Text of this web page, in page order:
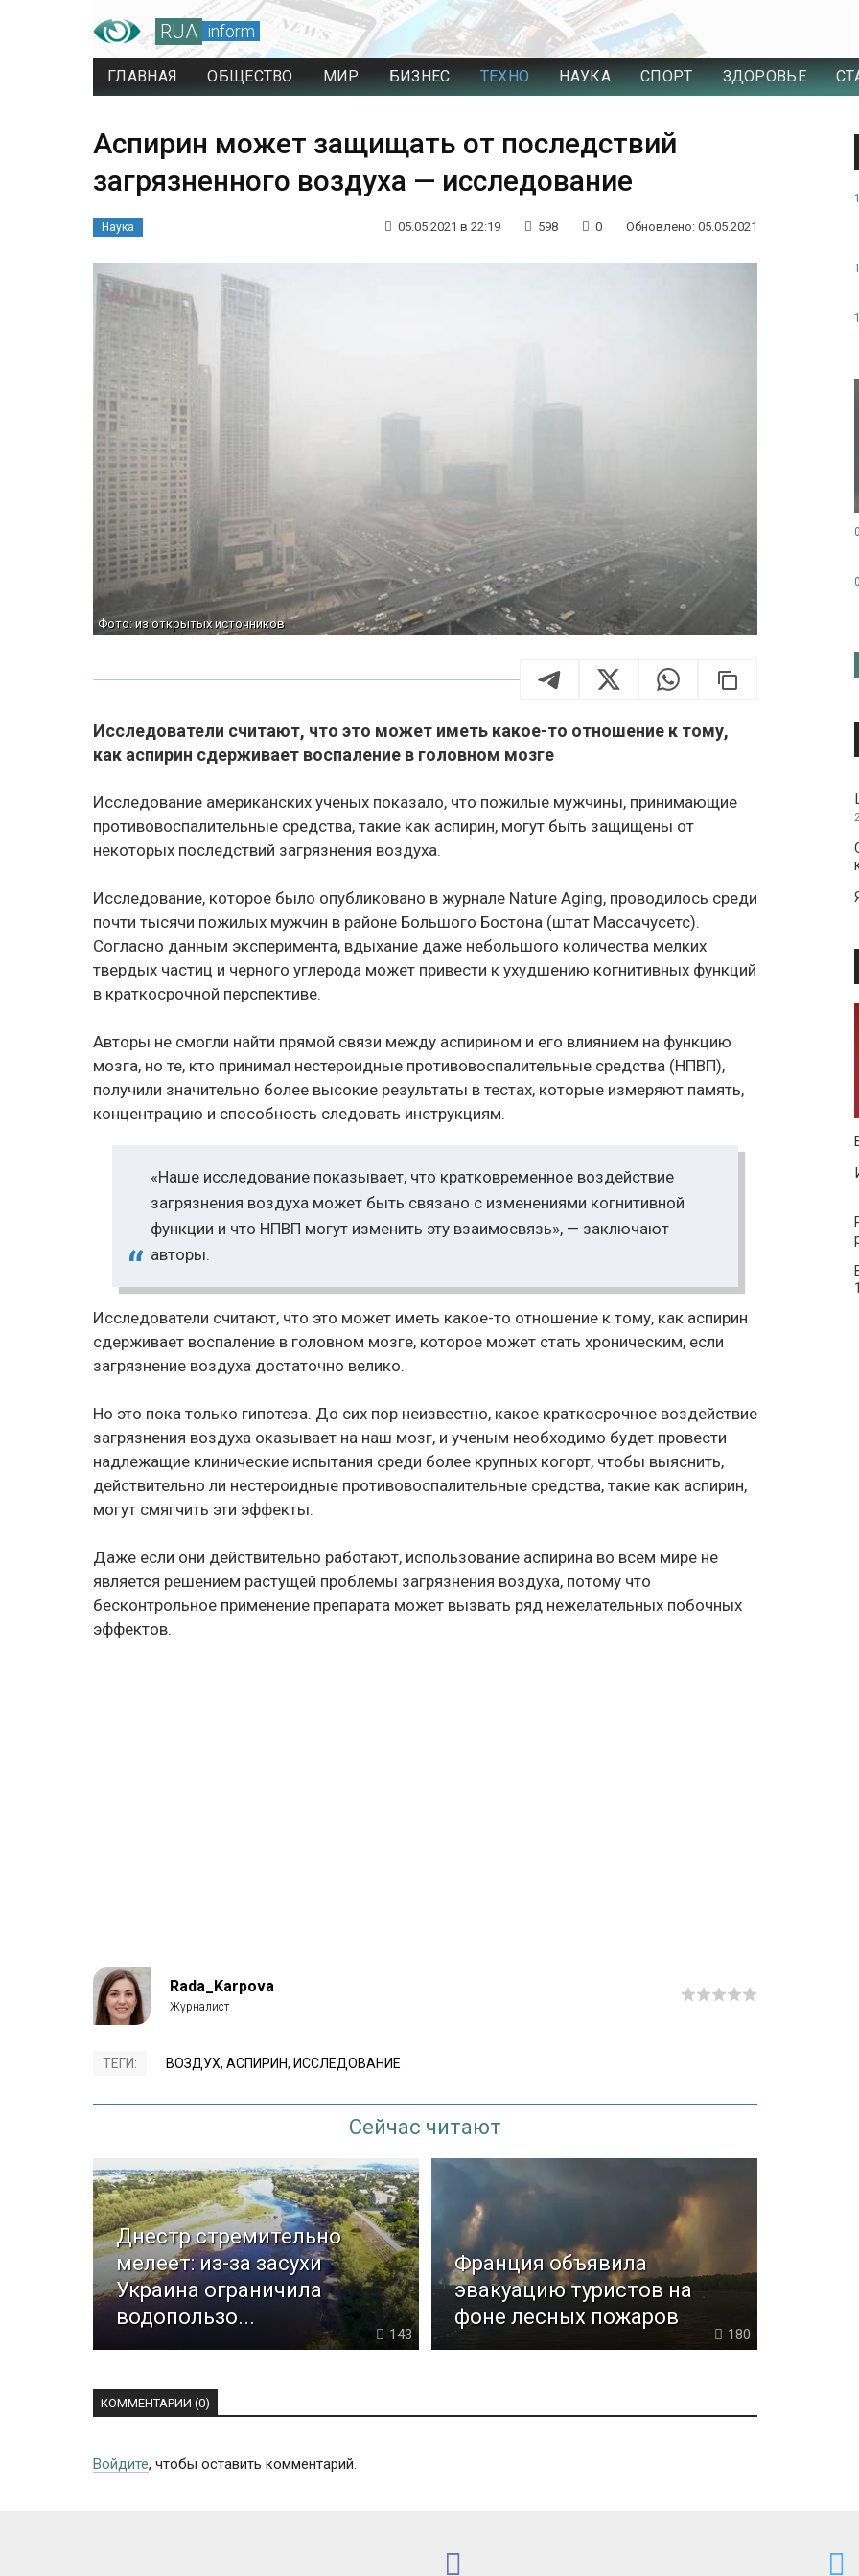
RUA inform
ГЛАВНАЯ ОБЩЕСТВО МИР БИЗНЕС ТЕХНО НАУКА СПОРТ ЗДОРОВЬЕ
Аспирин может защищать от последствий
загрязненного воздуха — исследование
Наука 05.05.2021 в 22:19 598 0 Обновлено: 05.05.2021
Фото: из открытых источников
Исследователи считают, что это может иметь какое-то отношение к тому,
как аспирин сдерживает воспаление в головном мозге
Исследование американских ученых показало, что пожилые мужчины, принимающие
противовоспалительные средства, такие как аспирин, могут быть защищены от
некоторых последствий загрязнения воздуха.
Исследование, которое было опубликовано в журнале Nature Aging, проводилось среди
почти тысячи пожилых мужчин в районе Большого Бостона (штат Массачусетс).
Согласно данным эксперимента, вдыхание даже небольшого количества мелких
твердых частиц и черного углерода может привести к ухудшению когнитивных функций
в краткосрочной перспективе.
Авторы не смогли найти прямой связи между аспирином и его влиянием на функцию
мозга, но те, кто принимал нестероидные противовоспалительные средства (НПВП),
получили значительно более высокие результаты в тестах, которые измеряют память,
концентрацию и способность следовать инструкциям.
«Наше исследование показывает, что кратковременное воздействие
загрязнения воздуха может быть связано с изменениями когнитивной
функции и что НПВП могут изменить эту взаимосвязь», — заключают
авторы.
Исследователи считают, что это может иметь какое-то отношение к тому, как аспирин
сдерживает воспаление в головном мозге, которое может стать хроническим, если
загрязнение воздуха достаточно велико.
Но это пока только гипотеза. До сих пор неизвестно, какое краткосрочное воздействие
загрязнения воздуха оказывает на наш мозг, и ученым необходимо будет провести
надлежащие клинические испытания среди более крупных когорт, чтобы выяснить,
действительно ли нестероидные противовоспалительные средства, такие как аспирин,
могут смягчить эти эффекты.
Даже если они действительно работают, использование аспирина во всем мире не
является решением растущей проблемы загрязнения воздуха, потому что
бесконтрольное применение препарата может вызвать ряд нежелательных побочных
эффектов.
Rada_Karpova
ТЕГИ: ВОЗДУХ, АСПИРИН, ИССЛЕДОВАНИЕ
Сейчас читают
Днестр стремительно
мелеет: из-за засухи
Украина ограничила
водопользо...
143
Франция объявила
эвакуацию туристов на
фоне лесных пожаров
180
КОММЕНТАРИИ (0)
Войдите, чтобы оставить комментарий.